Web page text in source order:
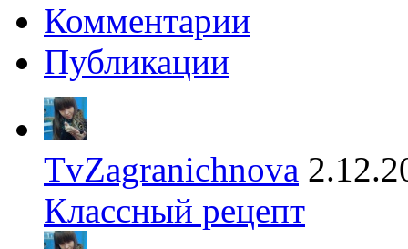
Комментарии
Публикации
TvZagranichnova
Классный рецепт